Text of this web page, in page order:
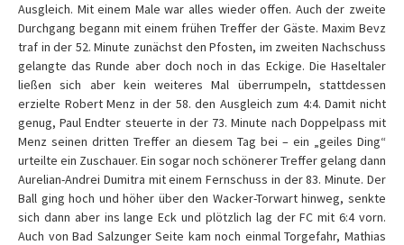
Ausgleich. Mit einem Male war alles wieder offen. Auch der zweite
Durchgang begann mit einem frühen Treffer der Gäste. Maxim Bevz
traf in der 52. Minute zunächst den Pfosten, im zweiten Nachschuss
gelangte das Runde aber doch noch in das Eckige. Die Haseltaler
ließen sich aber kein weiteres Mal überrumpeln, stattdessen
erzielte Robert Menz in der 58. den Ausgleich zum 4:4. Damit nicht
genug, Paul Endter steuerte in der 73. Minute nach Doppelpass mit
Menz seinen dritten Treffer an diesem Tag bei – ein „geiles Ding“
urteilte ein Zuschauer. Ein sogar noch schönerer Treffer gelang dann
Aurelian-Andrei Dumitra mit einem Fernschuss in der 83. Minute. Der
Ball ging hoch und höher über den Wacker-Torwart hinweg, senkte
sich dann aber ins lange Eck und plötzlich lag der FC mit 6:4 vorn.
Auch von Bad Salzunger Seite kam noch einmal Torgefahr, Mathias